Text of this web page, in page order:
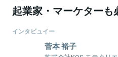
起業家・マーケターも
インタビュイー
菅本 裕子